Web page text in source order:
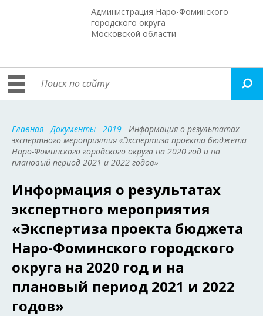
Администрация Наро-Фоминского
городского округа
Московской области
Главная -Документы - 2019 - Информация о результатах
экспертного мероприятия «Экспертиза проекта бюджета
Наро-Фоминского городского округа на 2020 год и на
плановый период 2021 и 2022 годов»
Информация о результатах
экспертного мероприятия
«Экспертиза проекта бюджета
Наро-Фоминского городского
округа на 2020 год и на
плановый период 2021 и 2022
годов»